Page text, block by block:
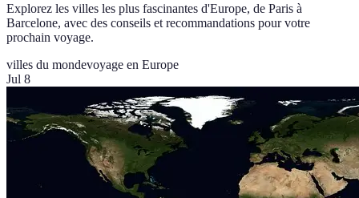
Explorez les villes les plus fascinantes d'Europe, de Paris à
Barcelone, avec des conseils et recommandations pour votre
prochain voyage.
villes du mondevoyage en Europe
Jul 8